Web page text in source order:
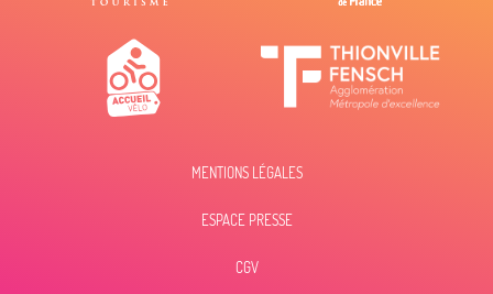
MENTIONS LÉGALES
ESPACE PRESSE
CGV